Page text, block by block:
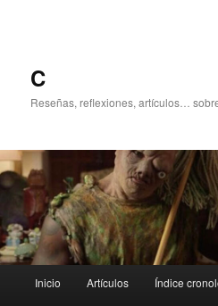
C
Reseñas, reflexiones, artículos…
principal
Inicio Artículos Índice